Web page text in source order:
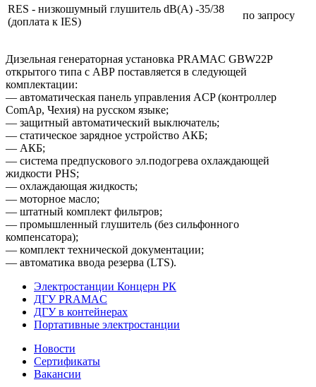
RES - низкошумный глушитель dB(A) -35/38
(доплата к IES)
по запросу
Дизельная генераторная установка PRAMAC GBW22P
открытого типа с АВР поставляется в следующей
комплектации:
— автоматическая панель управления ACP (контроллер
ComAp, Чехия) на русском языке;
— защитный автоматический выключатель;
— статическое зарядное устройство АКБ;
— АКБ;
— система предпускового эл.подогрева охлаждающей
жидкости PHS;
— охлаждающая жидкость;
— моторное масло;
— штатный комплект фильтров;
— промышленный глушитель (без сильфонного
компенсатора);
— комплект технической документации;
— автоматика ввода резерва (LTS).
Электростанции Концерн РК
ДГУ PRAMAC
ДГУ в контейнерах
Портативные электростанции
Новости
Сертификаты
Вакансии